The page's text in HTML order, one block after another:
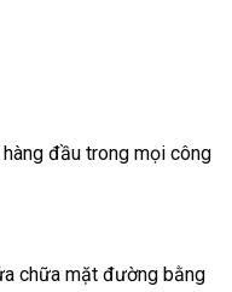
đầu trong mọi công
chữa mặt đường bằng